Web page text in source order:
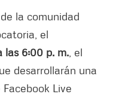
la comunidad
el
las 6:00 p. m. , el
desarrollarán una
Live